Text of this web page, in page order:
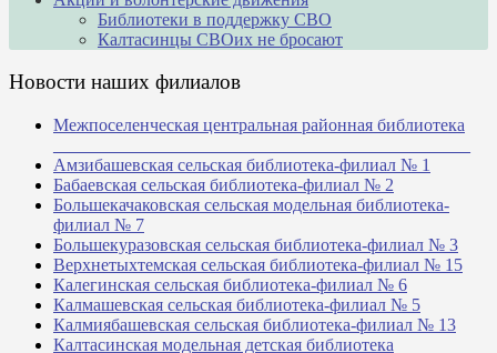
Библиотеки в поддержку СВО
Калтасинцы СВОих не бросают
Новости наших филиалов
Межпоселенческая центральная районная библиотека
Амзибашевская сельская библиотека-филиал № 1
Бабаевская сельская библиотека-филиал № 2
Большекачаковская сельская модельная библиотека-
филиал № 7
Большекуразовская сельская библиотека-филиал № 3
Верхнетыхтемская сельская библиотека-филиал № 15
Калегинская сельская библиотека-филиал № 6
Калмашевская сельская библиотека-филиал № 5
Калмиябашевская сельская библиотека-филиал № 13
Калтасинская модельная детская библиотека